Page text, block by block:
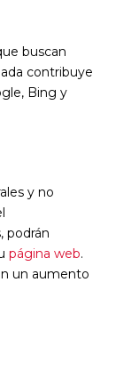
buscan
contribuye
Bing y
y no
podrán
página web.
un aumento